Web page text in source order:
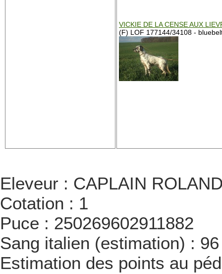
VICKIE DE LA CENSE AUX
(F) LOF 177144/34108 -
Eleveur : CAPLAIN
Cotation : 1
Puce : 250269602911882
Sang italien (estimation) :
Estimation des points au